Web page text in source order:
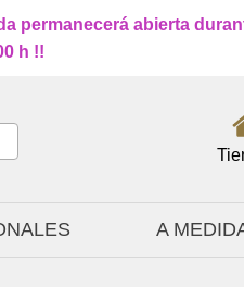
permanecerá abierta
h !!
A